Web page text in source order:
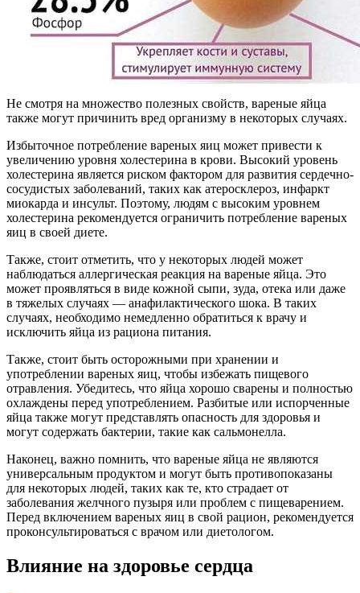
Не смотря на множество полезных свойств, вареные яйца
также могут причинить вред организму в некоторых случаях.
Избыточное потребление вареных яиц может привести к
увеличению уровня холестерина в крови. Высокий уровень
холестерина является риском фактором для развития сердечно-
сосудистых заболеваний, таких как атеросклероз, инфаркт
миокарда и инсульт. Поэтому, людям с высоким уровнем
холестерина рекомендуется ограничить потребление вареных
яиц в своей диете.
Также, стоит отметить, что у некоторых людей может
наблюдаться аллергическая реакция на вареные яйца. Это
может проявляться в виде кожной сыпи, зуда, отека или даже
в тяжелых случаях — анафилактического шока. В таких
случаях, необходимо немедленно обратиться к врачу и
исключить яйца из рациона питания.
Также, стоит быть осторожными при хранении и
употреблении вареных яиц, чтобы избежать пищевого
отравления. Убедитесь, что яйца хорошо сварены и полностью
охлаждены перед употреблением. Разбитые или испорченные
яйца также могут представлять опасность для здоровья и
могут содержать бактерии, такие как сальмонелла.
Наконец, важно помнить, что вареные яйца не являются
универсальным продуктом и могут быть противопоказаны
для некоторых людей, таких как те, кто страдает от
заболевания желчного пузыря или проблем с пищеварением.
Перед включением вареных яиц в свой рацион, рекомендуется
проконсультироваться с врачом или диетологом.
Влияние на здоровье сердца